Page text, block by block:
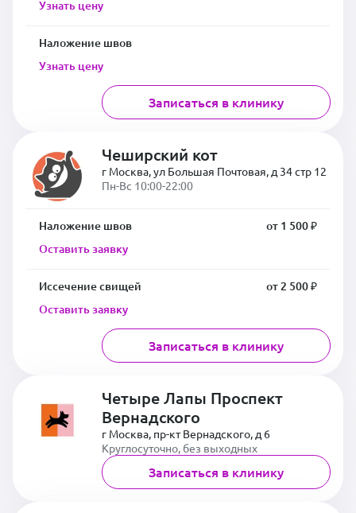
Узнать цену
Наложение швов
Узнать цену
Записаться в клинику
Чеширский кот
г Москва, ул Большая Почтовая, д 34 стр 12
Пн-Вс 10:00-22:00
Наложение швов
от 1 500 ₽
Оставить заявку
Иссечение свищей
от 2 500 ₽
Оставить заявку
Записаться в клинику
Четыре Лапы Проспект
Вернадского
г Москва, пр-кт Вернадского, д 6
Круглосуточно, без выходных
Записаться в клинику